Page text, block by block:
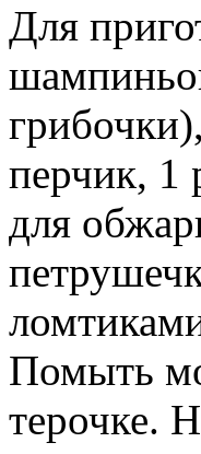
Для
перчик, 1
для
Помыть
терочке.